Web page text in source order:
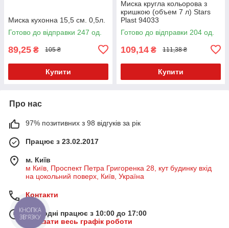
Миска кухонна 15,5 см. 0,5л.
Готово до відправки 247 од.
89,25 ₴ 105 ₴
Купити
Миска кругла кольорова з
кришкою (объем 7 л) Stars
Plast 94033
Готово до відправки 204 од.
109,14 ₴ 111,38 ₴
Купити
Про нас
97% позитивних з 98 відгуків за рік
Працює з 23.02.2017
м. Київ
м Київ, Проспект Петра Григоренка 28, кут будинку вхід
на цокольний поверх, Київ, Україна
Контакти
Сьогодні працює з 10:00 до 17:00
Показати весь графік роботи
КНОПКА
ЗВ'ЯЗКУ